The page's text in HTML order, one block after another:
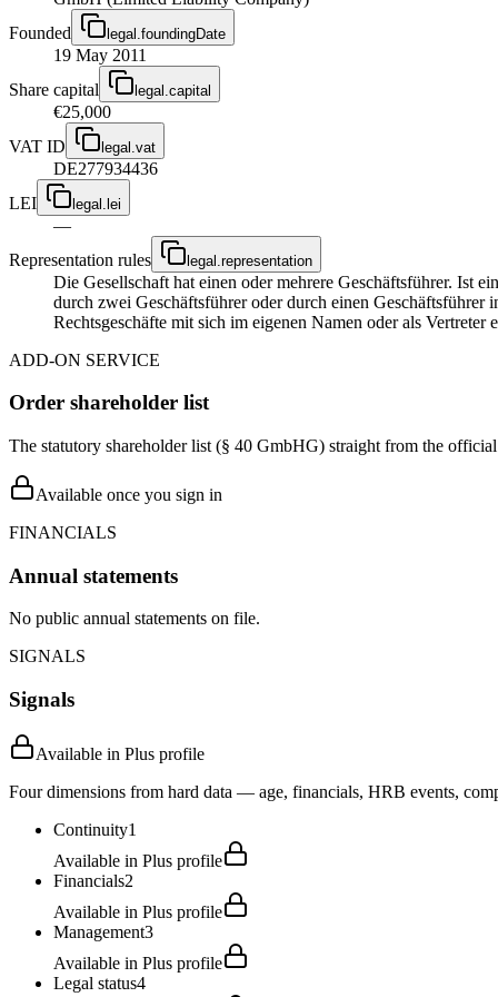
Founded
legal.foundingDate
19 May 2011
Share capital
legal.capital
€25,000
VAT ID
legal.vat
DE277934436
LEI
legal.lei
—
Representation rules
legal.representation
Die Gesellschaft hat einen oder mehrere Geschäftsführer. Ist
durch zwei Geschäftsführer oder durch einen
Rechtsgeschäfte mit sich im eigenen Namen oder als
ADD-ON SERVICE
Order shareholder list
The statutory shareholder list (§ 40 GmbHG) straight from the
Available once you sign in
FINANCIALS
Annual statements
No public annual statements on file.
SIGNALS
Signals
Available in Plus profile
Four dimensions from hard data — age, financials, HRB events,
Continuity1
Available in Plus profile
Financials2
Available in Plus profile
Management3
Available in Plus profile
Legal status4